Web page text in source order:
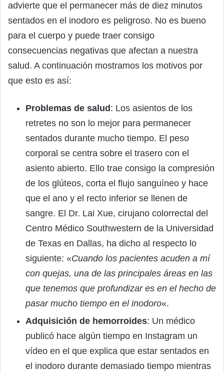
advierte que el permanecer más de diez minutos
sentados en el inodoro es peligroso. No es bueno
para el cuerpo y puede traer consigo
consecuencias negativas que afectan a nuestra
salud. A continuación mostramos los motivos por
que esto es así:
Problemas de salud : Los asientos de los
retretes no son lo mejor para permanecer
sentados durante mucho tiempo. El peso
corporal se centra sobre el trasero con el
asiento abierto. Ello trae consigo la compresión
de los glúteos, corta el flujo sanguíneo y hace
que el ano y el recto inferior se llenen de
sangre. El Dr. Lai Xue, cirujano colorrectal del
Centro Médico Southwestern de la Universidad
de Texas en Dallas, ha dicho al respecto lo
siguiente: «Cuando los pacientes acuden a mí
con quejas, una de las principales áreas en las
que tenemos que profundizar es en el hecho de
pasar mucho tiempo en el inodoro«.
Adquisición de hemorroides: Un médico
publicó hace algún tiempo en Instagram un
vídeo en el que explica que estar sentados en
el inodoro durante demasiado tiempo mientras